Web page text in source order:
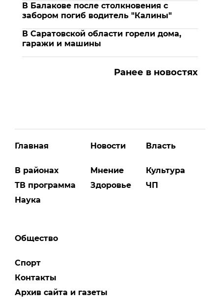
В Балакове после столкновения с
забором погиб водитель "Калины"
В Саратовской области горели дома,
гаражи и машины
Ранее в новостях
Главная
В районах
ТВ программа
Наука
Новости
Мнение
Здоровье
Власть
Культура
ЧП
Общество
Спорт
Контакты
Архив сайта и газеты